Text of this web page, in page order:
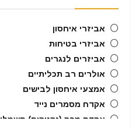
אביזרי איחסון
אביזרי בטיחות
אביזרים לנגרים
אולרים רב תכליתיים
אמצעי איחסון לבישים
אקדח מסמרים נייד
אקדח מרק (נקניקים) חשמלי